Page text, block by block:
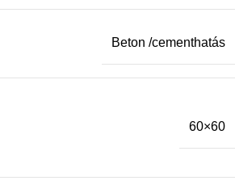
Beton /cementhatás
60×60